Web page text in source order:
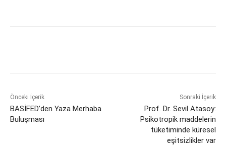
Önceki İçerik
BASİFED’den Yaza Merhaba
Buluşması
Sonraki İçerik
​Prof. Dr. Sevil Atasoy:
Psikotropik maddelerin
tüketiminde küresel
eşitsizlikler var